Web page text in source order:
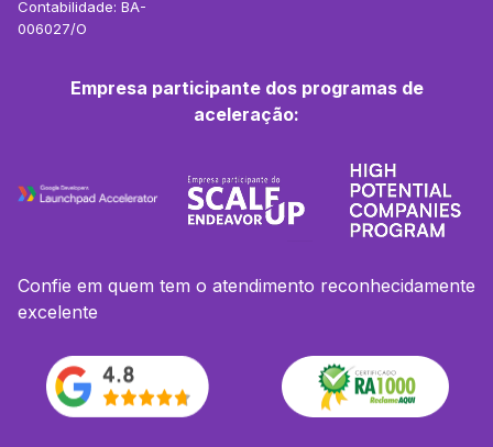
Contabilidade: BA-
006027/O
Empresa participante dos programas de
aceleração:
Confie em quem tem o atendimento reconhecidamente
excelente